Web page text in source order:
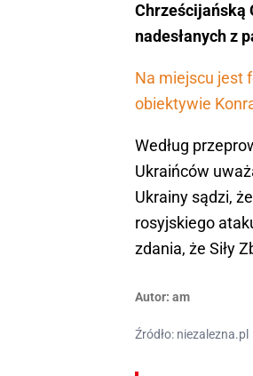
Chrześcijańską
nadesłanych z
Na miejscu jest
obiektywie
Według
Ukraińców
Ukrainy sądzi,
rosyjskiego
zdania, że Siły
Autor: am
Źródło: niezalezna.pl